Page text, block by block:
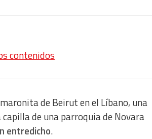
contenidos
de Beirut en el Líbano, una
de una parroquia de Novara
entredicho.